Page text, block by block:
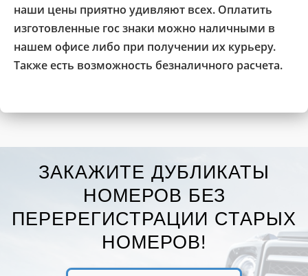
наши цены приятно удивляют всех. Оплатить
изготовленные гос знаки можно наличными в
нашем офисе либо при получении их курьеру.
Также есть возможность безналичного расчета.
ЗАКАЖИТЕ ДУБЛИКАТЫ
НОМЕРОВ БЕЗ
ПЕРЕРЕГИСТРАЦИИ СТАРЫХ
НОМЕРОВ!